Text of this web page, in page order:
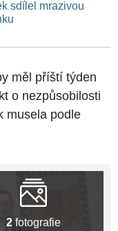
sdílel mrazivou
měl příští týden
o nezpůsobilosti
musela podle
2 fotografie